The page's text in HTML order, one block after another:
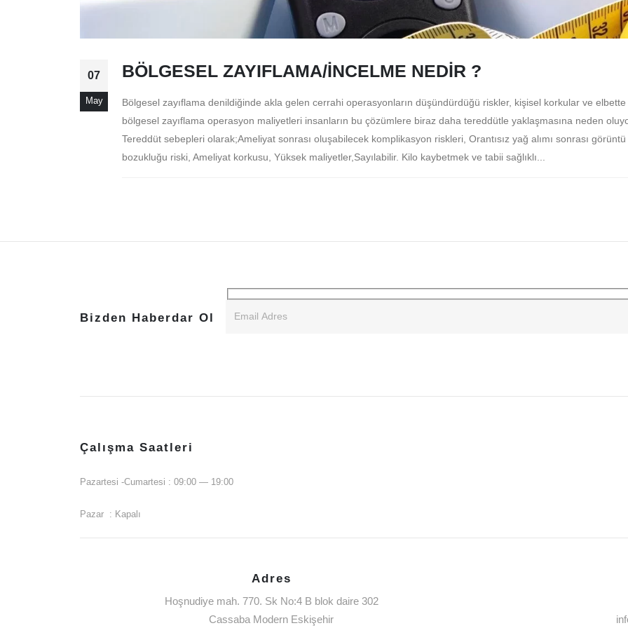
07
May
BÖLGESEL ZAYIFLAMA/İNCELME NEDİR ?
Bölgesel zayıflama denildiğinde akla gelen cerrahi operasyonların düşündürdüğü riskler, kişisel korkular ve elbette
bölgesel zayıflama operasyon maliyetleri insanların bu çözümlere biraz daha tereddütle yaklaşmasına neden
Tereddüt sebepleri olarak;Ameliyat sonrası oluşabilecek komplikasyon riskleri, Orantısız yağ alımı sonrası görüntü
bozukluğu riski, Ameliyat korkusu, Yüksek maliyetler,Sayılabilir. Kilo kaybetmek ve tabii sağlıklı...
Bizden Haberdar Ol
Çalışma Saatleri
Pazartesi -Cumartesi : 09:00 — 19:00
Pazar : Kapalı
Adres
Hoşnudiye mah. 770. Sk No:4 B blok daire 302
Cassaba Modern Eskişehir